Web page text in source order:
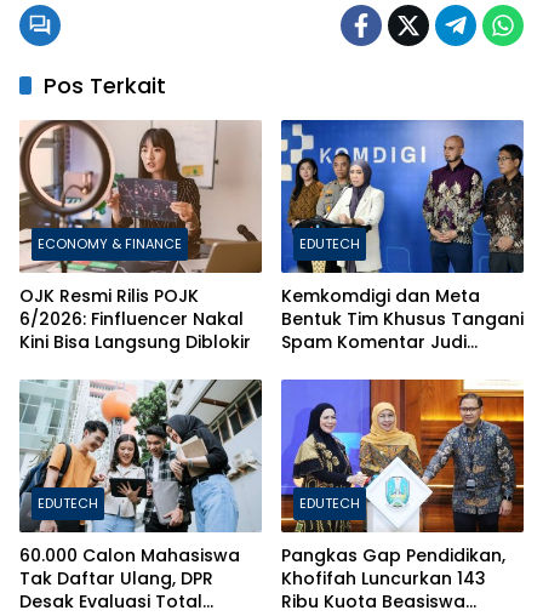
Pos Terkait
ECONOMY & FINANCE
OJK Resmi Rilis POJK
6/2026: Finfluencer Nakal
Kini Bisa Langsung Diblokir
EDUTECH
Kemkomdigi dan Meta
Bentuk Tim Khusus Tangani
Spam Komentar Judi
EDUTECH
60.000 Calon Mahasiswa
Tak Daftar Ulang, DPR
Desak Evaluasi Total
EDUTECH
Pangkas Gap Pendidikan,
Khofifah Luncurkan 143
Ribu Kuota Beasiswa